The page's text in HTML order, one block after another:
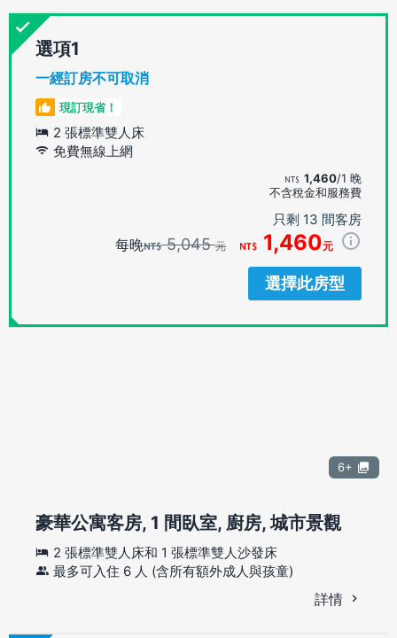
選項
一經訂房不可取消
現訂現省！
2 張標準雙人床
免費無線上網
1,460/1 晚
不含稅金和服務費
只剩 13 間客房
每晚 5,045元 1,460元
選擇此房型
6+
豪華公寓客房, 1 間臥室, 廚房, 城市景觀
2 張標準雙人床和 1 張標準雙人沙發床
最多可入住 6 人 (含所有額外成人與孩童)
詳情